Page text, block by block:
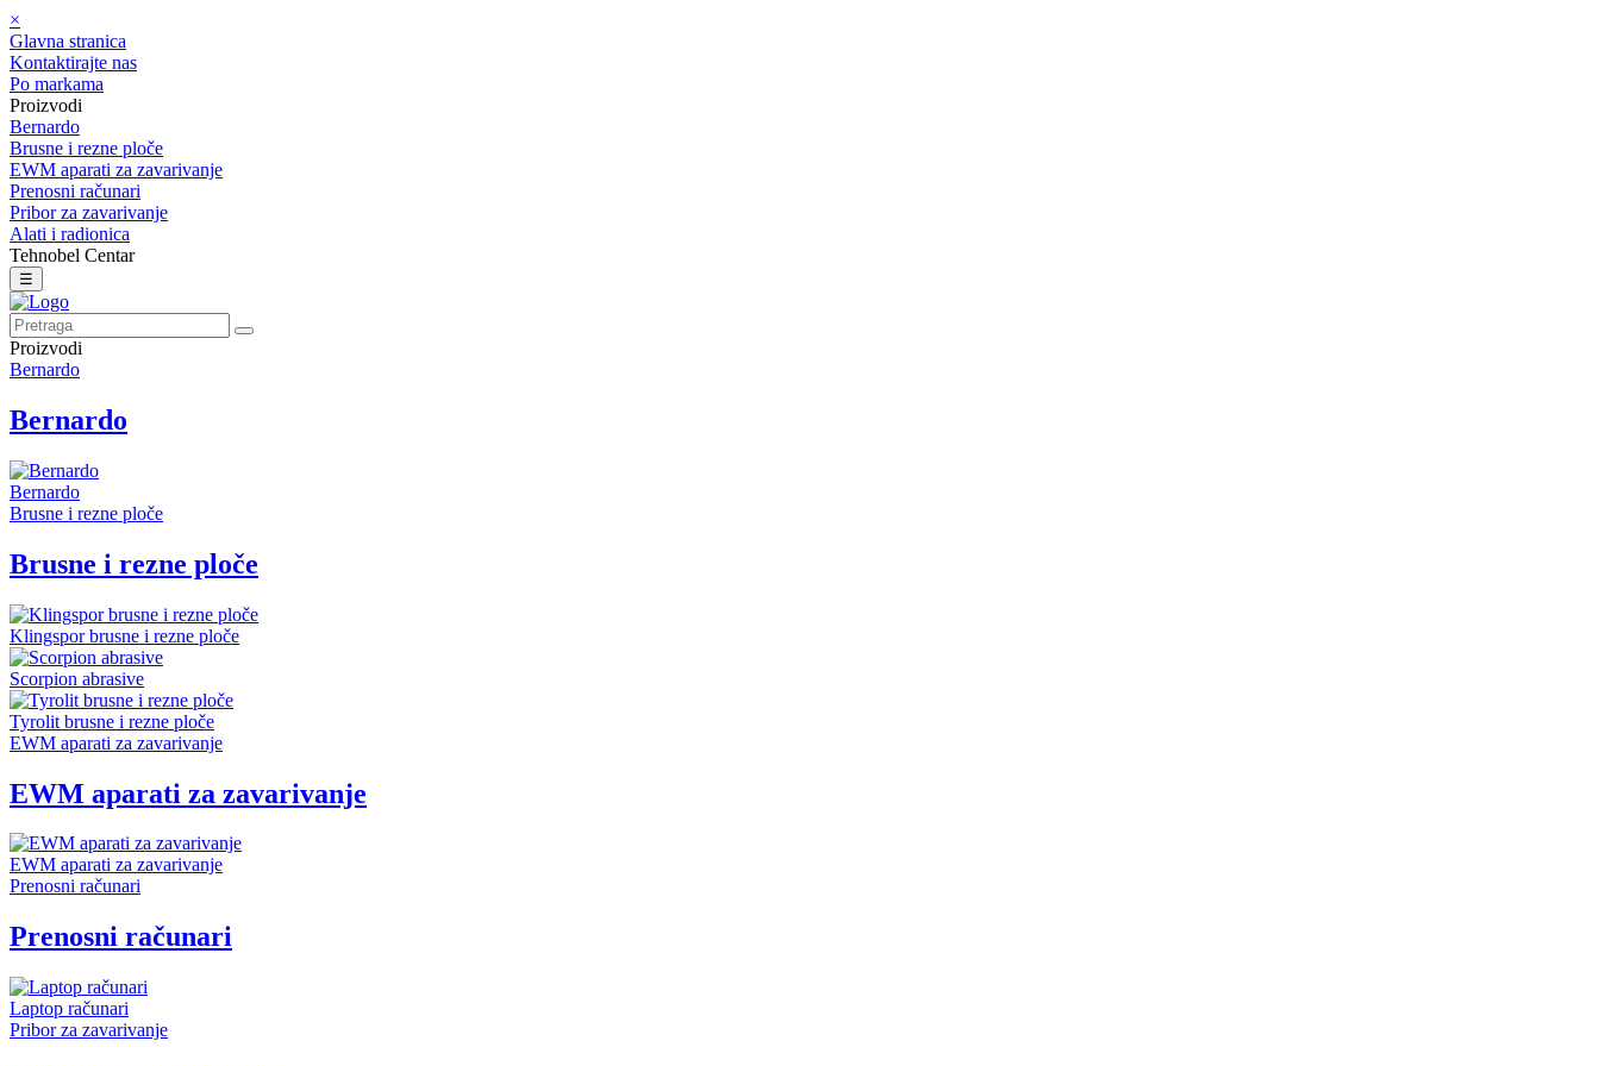
×
Glavna stranica
Kontaktirajte nas
Po markama
Proizvodi
Bernardo
Brusne i rezne ploče
EWM aparati za zavarivanje
Prenosni računari
Pribor za zavarivanje
Alati i radionica
Tehnobel Centar
☰
Proizvodi
Bernardo
Bernardo
Bernardo
Brusne i rezne ploče
Brusne i rezne ploče
Klingspor brusne i rezne ploče
Scorpion abrasive
Tyrolit brusne i rezne ploče
EWM aparati za zavarivanje
EWM aparati za zavarivanje
EWM aparati za zavarivanje
Prenosni računari
Prenosni računari
Laptop računari
Pribor za zavarivanje